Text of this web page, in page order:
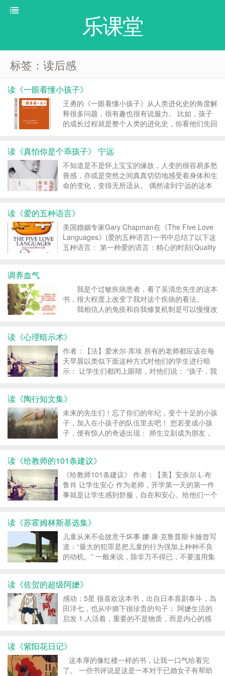
乐课堂
标签：读后感
读《一眼看懂小孩子》
王勇的《一眼看懂小孩子》从人类进化史的角度解
释很多问题，很有趣也很有说服力。 比如，孩子
的成长过程就是整个人类的进化史，你看他们先回
我扑哧笑了出来，我觉得他写的太贴切了。最近同
时在...
读《真怕你是个乖孩子》 宁远
不知道是不是怀上宝宝的缘故，人变的很容易多愁
善感，亦或是突然之间真真切切地感受着身体和生
命的变化，变得无所适从。 偶然读到宁远的这本
亲并不意味着你会失去自己，而是，你必须成为一
个更好的自己，...
读《爱的五种语言》
美国婚姻专家Gary Chapman在《The Five Love
Languages》(爱的五种语言)一书中总结了以下这
五种语言： 第一种爱的语言：精心的时刻(Quality
调养血气
我是个过敏疾病患者，看了吴清忠先生的这本
书，很大程度上改变了我对这个疾病的看法。
我相信人的免疫和自我修复机制是可以慢慢改
身体，更应该自省平时的生活习惯，及时调整，耐
心调养，而不是依赖...
读《心理暗示术》
作者：【法】爱米尔·库埃 所有的老师都应该在每
天早晨以类似下面这种方式对他们的学生进行暗
示： 让学生们都闭上眼睛，对他们说： “孩子，我
任何厌烦的情绪；过去，当你被提醒去做某事的时
候，你总是感...
读《陶行知文集》
未来的先生们！忘了你们的年纪，变个十足的小孩
子，加入在小孩子的队伍里去吧！ 您若变成小孩
子，便有惊人的奇迹出现： 师生立刻成为朋友，
免被下面两首诗说着了： 一 你这糊涂的先生！ 你
的学堂成了害...
读《给教师的101条建议》
《给教师101条建议》 作者：【美】安奈尔·L·布
鲁肖 让学生安心 作为老师，开学第一天的第一件
事就是让学生感到舒服，自在和安心。给他们一个
门说话，不会朝你们大喊大叫。当然，这并不等于
我会...
读《苏霍姆林斯基选集》
儿童从来不会故意干坏事 娜·康·克鲁普斯卡娅曾写
道：“最大的犯罪是把儿童的行为强加上种种不良
的动机。” 一般来说，除非万不得已，不要滥用集
错误，如果我们帮助他们正确地理解和承认自己所
犯的错误，...
读《佐贺的超级阿嬷》
感动：5星 很喜欢这本书，出自日本喜剧泰斗，岛
田洋七，也从中摘下很珍贵的句子； 阿嬷生活的
启发 1.人活着，重要的不是物质，而是内心的感
样对他母亲颐指气使。这岂能不好好教训一下！我
以...
读《紫阳花日记》
这本厚的像红楼一样的书，让我一口气给看完
了。 一些书评说是这是一本对于已婚女子有帮助